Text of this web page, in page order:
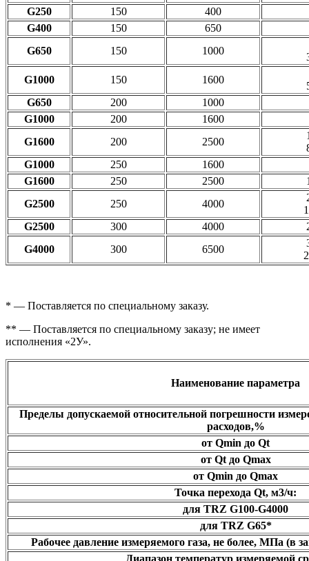
G250
150 400
G400
150 650
G650
150 1000
G1000
150 1600
G650
200 1000
G1000
200 1600
G1600
200 2500
G1000
250 1600
G1600
250 2500
G2500
250 4000
G2500
300 4000
G4000
300 6500
* — Поставляется по специальному заказу.
** — Поставляется по специальному заказу; не имеет
исполнения «2У».
Наименование параметра
Пределы допускаемой относительной погрешности
расходов,%
от Qmin до Qt
от Qt до Qmax
от Qmin до Qmax
Точка перехода Qt, м3/ч:
для TRZ G100-G4000
для TRZ G65*
Рабочее давление измеряемого газа, не более, МПа (в